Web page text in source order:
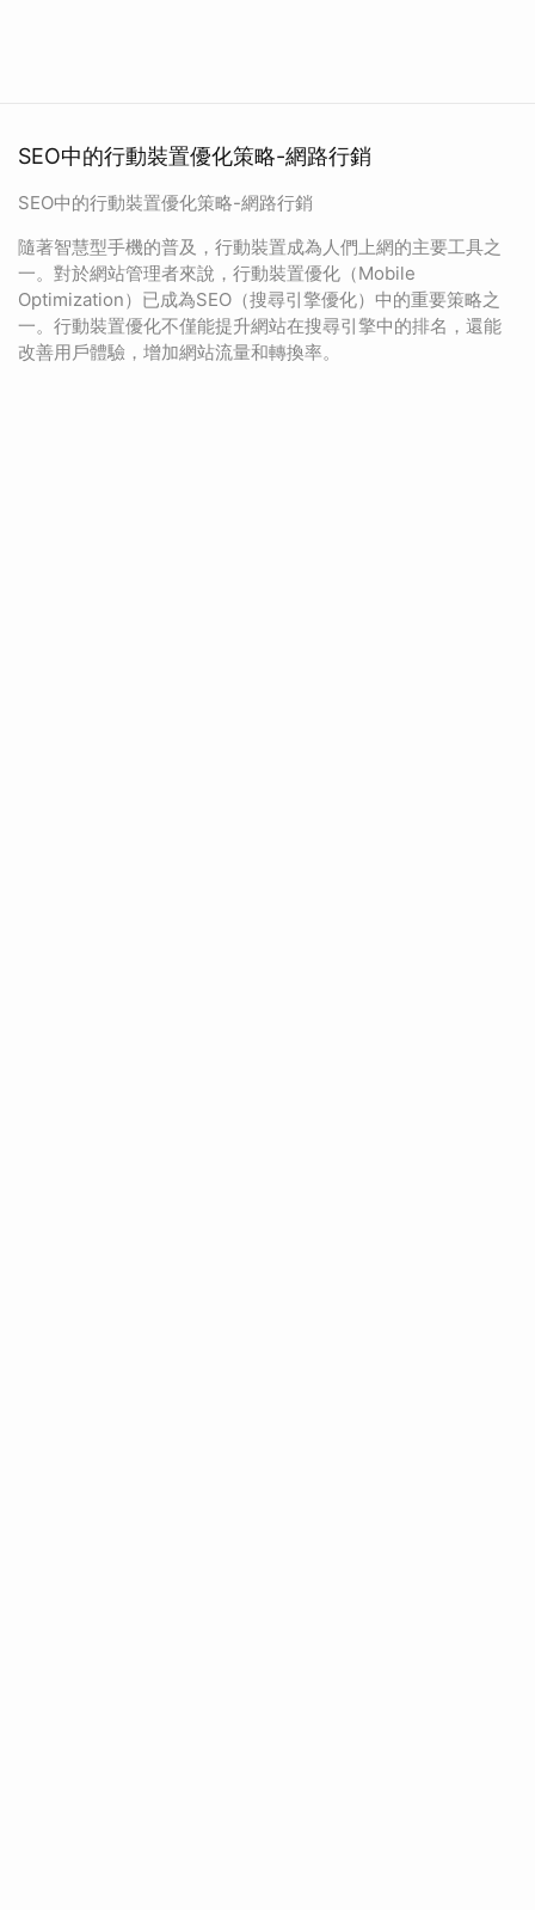
SEO中的行動裝置優化策略-網路行銷
SEO中的行動裝置優化策略-網路行銷
隨著智慧型手機的普及，行動裝置成為人們上網的主要工具之
一。對於網站管理者來說，行動裝置優化（Mobile
Optimization）已成為SEO（搜尋引擎優化）中的重要策略之
一。行動裝置優化不僅能提升網站在搜尋引擎中的排名，還能
改善用戶體驗，增加網站流量和轉換率。